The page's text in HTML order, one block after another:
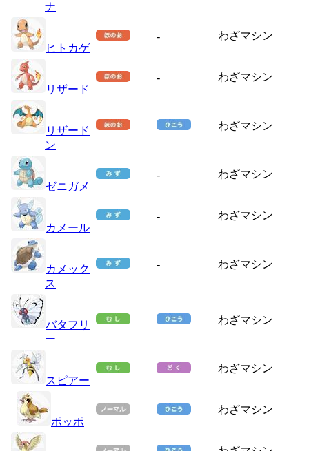
ナ
ヒトカゲ
- わざマシン
リザード
- わざマシン
リザード
ン
わざマシン
ゼニガメ
- わざマシン
カメール
- わざマシン
カメック
ス
- わざマシン
バタフリ
ー
わざマシン
スピアー
わざマシン
ポッポ
わざマシン